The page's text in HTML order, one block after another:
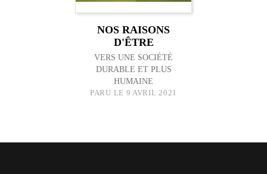
NOS RAISONS
D'ÊTRE
VERS UNE SOCIÉTÉ
DURABLE ET PLUS
HUMAINE
PARU LE 9 AVRIL 2021